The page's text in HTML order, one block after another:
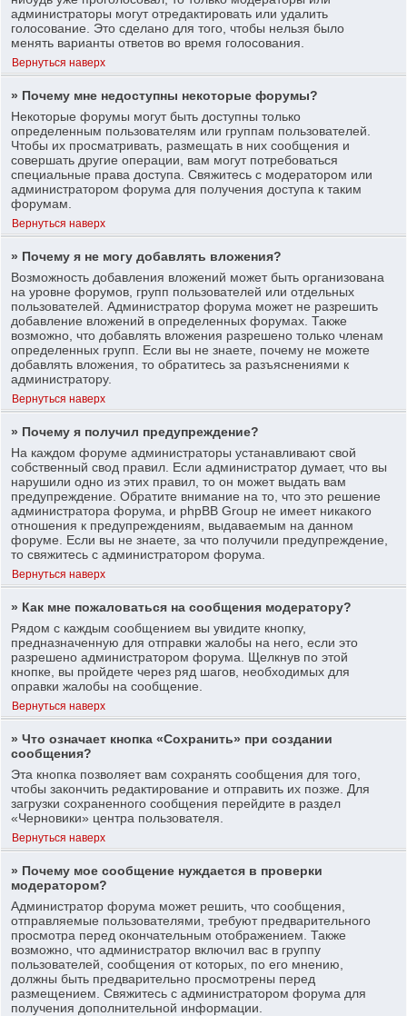
администраторы могут отредактировать или удалить
голосование. Это сделано для того, чтобы нельзя было
менять варианты ответов во время голосования.
Вернуться наверх
» Почему мне недоступны некоторые форумы?
Некоторые форумы могут быть доступны только
определенным пользователям или группам пользователей.
Чтобы их просматривать, размещать в них сообщения и
совершать другие операции, вам могут потребоваться
специальные права доступа. Свяжитесь с модератором или
администратором форума для получения доступа к таким
форумам.
Вернуться наверх
» Почему я не могу добавлять вложения?
Возможность добавления вложений может быть организована
на уровне форумов, групп пользователей или отдельных
пользователей. Администратор форума может не разрешить
добавление вложений в определенных форумах. Также
возможно, что добавлять вложения разрешено только членам
определенных групп. Если вы не знаете, почему не можете
добавлять вложения, то обратитесь за разъяснениями к
администратору.
Вернуться наверх
» Почему я получил предупреждение?
На каждом форуме администраторы устанавливают свой
собственный свод правил. Если администратор думает, что вы
нарушили одно из этих правил, то он может выдать вам
предупреждение. Обратите внимание на то, что это решение
администратора форума, и phpBB Group не имеет никакого
отношения к предупреждениям, выдаваемым на данном
форуме. Если вы не знаете, за что получили предупреждение,
то свяжитесь с администратором форума.
Вернуться наверх
» Как мне пожаловаться на сообщения модератору?
Рядом с каждым сообщением вы увидите кнопку,
предназначенную для отправки жалобы на него, если это
разрешено администратором форума. Щелкнув по этой
кнопке, вы пройдете через ряд шагов, необходимых для
оправки жалобы на сообщение.
Вернуться наверх
» Что означает кнопка «Сохранить» при создании
сообщения?
Эта кнопка позволяет вам сохранять сообщения для того,
чтобы закончить редактирование и отправить их позже. Для
загрузки сохраненного сообщения перейдите в раздел
«Черновики» центра пользователя.
Вернуться наверх
» Почему мое сообщение нуждается в проверки
модератором?
Администратор форума может решить, что сообщения,
отправляемые пользователями, требуют предварительного
просмотра перед окончательным отображением. Также
возможно, что администратор включил вас в группу
пользователей, сообщения от которых, по его мнению,
должны быть предварительно просмотрены перед
размещением. Свяжитесь с администратором форума для
получения дополнительной информации.